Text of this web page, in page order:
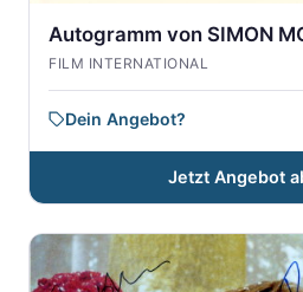
Autogramm von SIMON
FILM INTERNATIONAL
Dein Angebot?
Jetzt Angebot